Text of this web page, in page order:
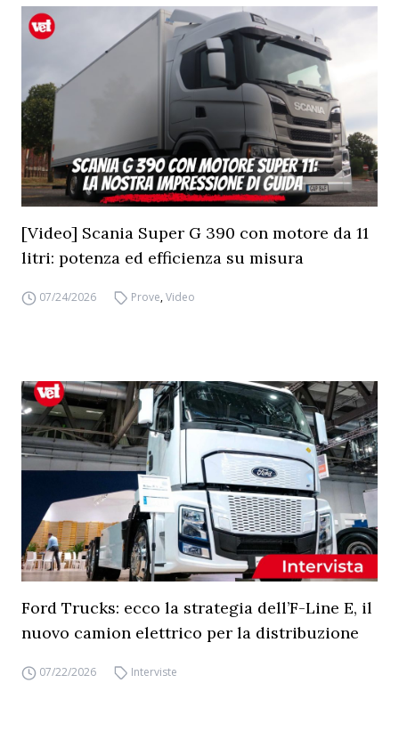
[Video] Scania Super G 390 con motore da 11
litri: potenza ed efficienza su misura
07/24/2026 Prove,Video
Ford Trucks: ecco la strategia dell’F-Line E, il
nuovo camion elettrico per la distribuzione
07/22/2026 Interviste